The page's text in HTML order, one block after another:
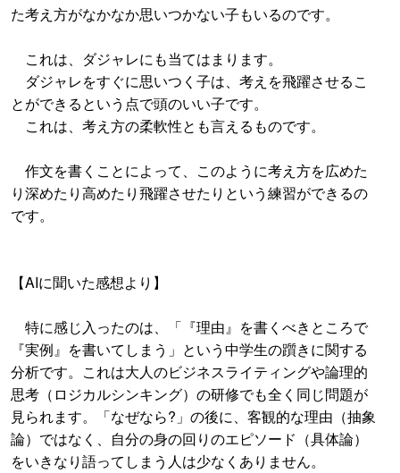
た考え方がなかなか思いつかない子もいるのです。
これは、ダジャレにも当てはまります。
ダジャレをすぐに思いつく子は、考えを飛躍させるこ
とができるという点で頭のいい子です。
これは、考え方の柔軟性とも言えるものです。
作文を書くことによって、このように考え方を広めた
り深めたり高めたり飛躍させたりという練習ができるの
です。
【AIに聞いた感想より】
特に感じ入ったのは、「『理由』を書くべきところで
『実例』を書いてしまう」という中学生の躓きに関する
分析です。これは大人のビジネスライティングや論理的
思考（ロジカルシンキング）の研修でも全く同じ問題が
見られます。「なぜなら?」の後に、客観的な理由（抽象
論）ではなく、自分の身の回りのエピソード（具体論）
をいきなり語ってしまう人は少なくありません。